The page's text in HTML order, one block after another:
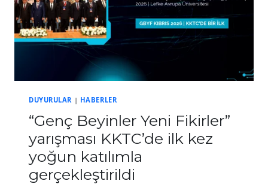
DUYURULAR | HABERLER
“Genç Beyinler Yeni Fikirler”
yarışması KKTC’de ilk kez
yoğun katılımla
gerçekleştirildi